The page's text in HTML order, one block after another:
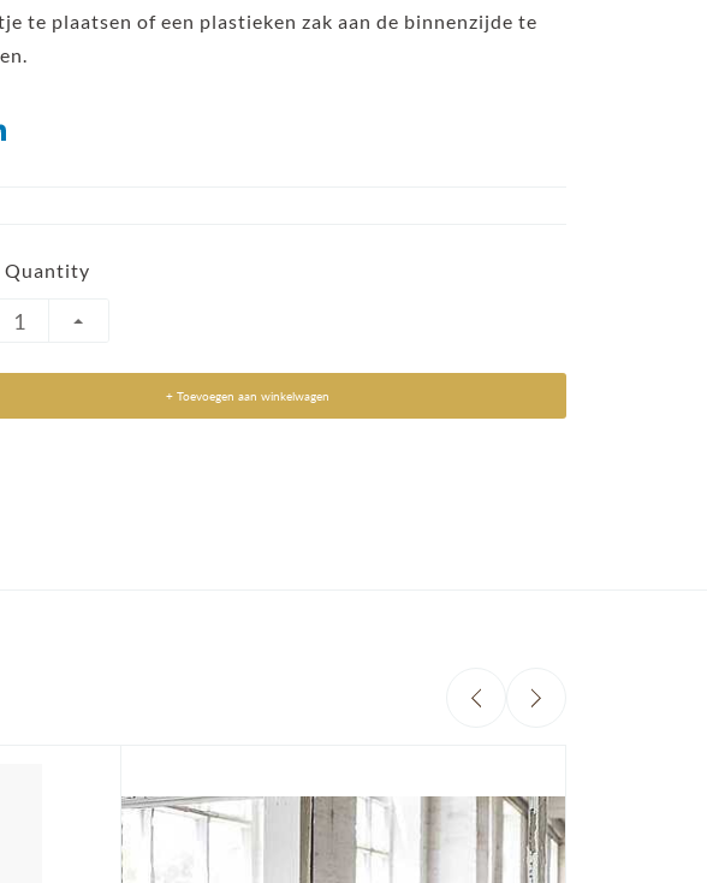
te plaatsen of een plastieken zak aan de binnenzijde te
Quantity
+ Toevoegen aan winkelwagen